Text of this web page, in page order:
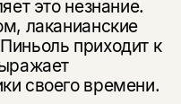
это незнание.
лаканианские
приходит к
своего времени.